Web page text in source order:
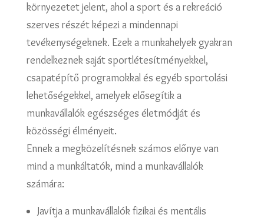
környezetet jelent, ahol a sport és a rekreáció
szerves részét képezi a mindennapi
tevékenységeknek. Ezek a munkahelyek gyakran
rendelkeznek saját sportlétesítményekkel,
csapatépítő programokkal és egyéb sportolási
lehetőségekkel, amelyek elősegítik a
munkavállalók egészséges életmódját és
közösségi élményeit.
Ennek a megközelítésnek számos előnye van
mind a munkáltatók, mind a munkavállalók
számára:
Javítja a munkavállalók fizikai és mentális